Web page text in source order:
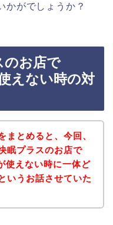
かがでしょうか？
のお店で
えない時の対
まとめると、今回、
眠プラスのお店で
えない時に一体ど
いうお話させていた